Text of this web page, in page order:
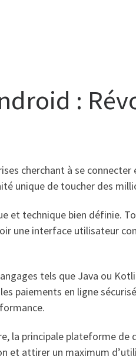
:
cherchant à se connecter
unique de toucher des
et technique bien définie.
une interface utilisateur
tels que Java ou
paiements en ligne
la principale plateforme
et attirer un maximum